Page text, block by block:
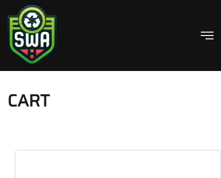
Skip to main content
CART